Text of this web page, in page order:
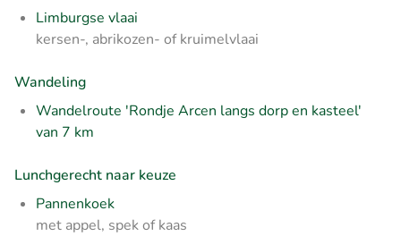
Limburgse vlaai
kersen-, abrikozen- of kruimelvlaai
Wandeling
Wandelroute 'Rondje Arcen langs dorp en kasteel'
van 7 km
Lunchgerecht naar keuze
Pannenkoek
met appel, spek of kaas